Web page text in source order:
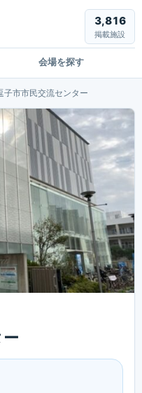
会場を探す
3,816
掲載施設
子市市民交流センター